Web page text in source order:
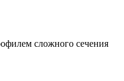
сложного сечения